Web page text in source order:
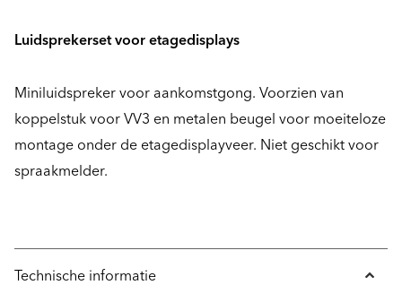
Luidsprekerset voor etagedisplays
Miniluidspreker voor aankomstgong. Voorzien van
koppelstuk voor VV3 en metalen beugel voor moeiteloze
montage onder de etagedisplayveer. Niet geschikt voor
spraakmelder.
Technische informatie